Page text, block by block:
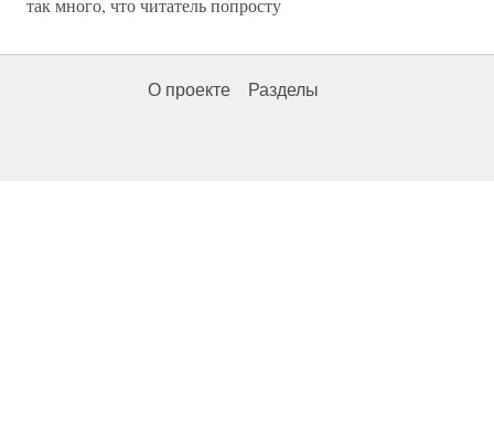
так много, что читатель попросту
О проекте Разделы